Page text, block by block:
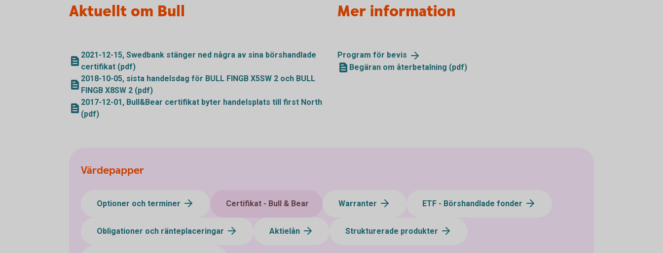
Aktuellt om Bull
2021-12-15, Swedbank stänger ned några av sina börshandlade
certifikat (pdf)
2018-10-05, sista handelsdag för BULL FINGB X5SW 2 och BULL
FINGB X8SW 2 (pdf)
2017-12-01, Bull&Bear certifikat byter handelsplats till first North
(pdf)
Mer information
Program för bevis
Begäran om återbetalning (pdf)
Värdepapper
Optioner och terminer Certifikat - Bull & Bear Warranter ETF - Börshandlade fonder
Obligationer och ränteplaceringar Aktielån Strukturerade produkter